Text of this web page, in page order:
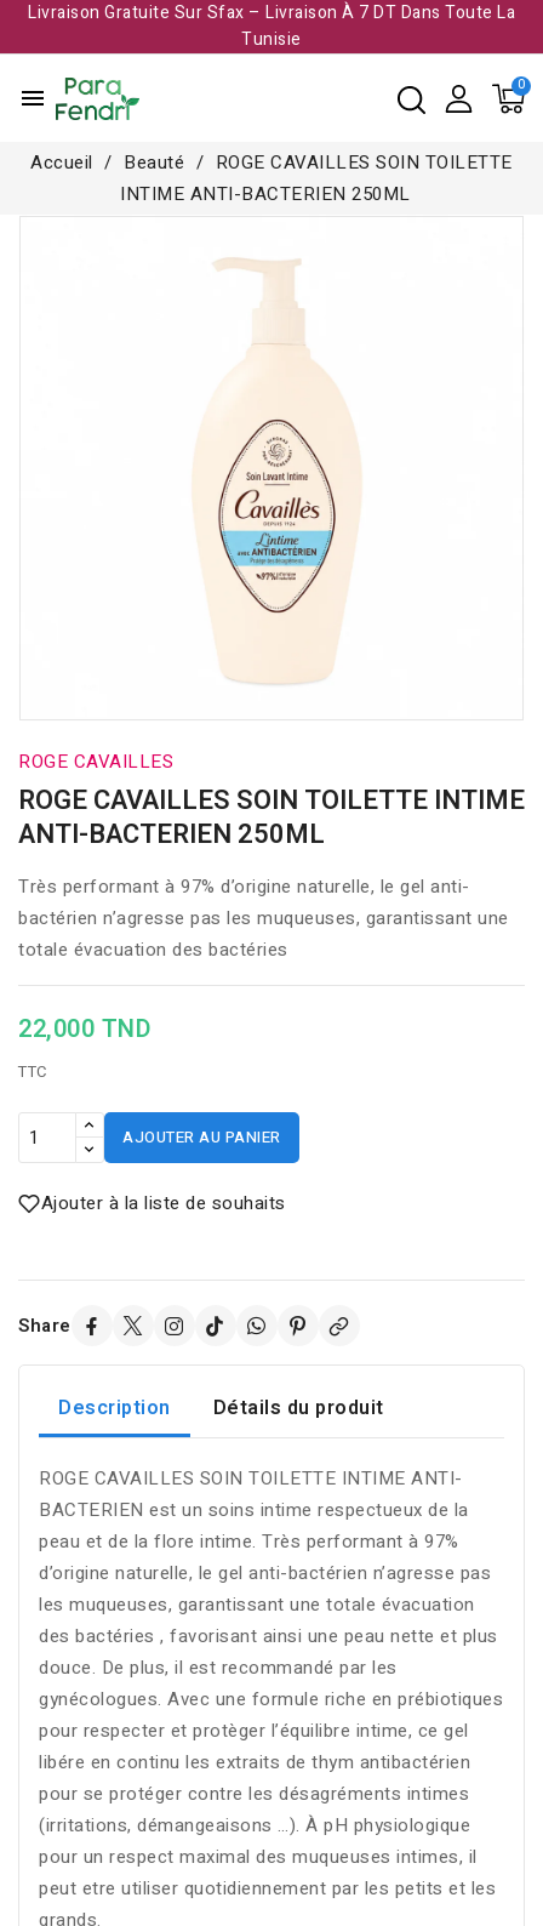
Livraison Gratuite Sur Sfax – Livraison À 7 DT Dans Toute La
Tunisie​
menu
Accueil Beauté
ROGE CAVAILLES SOIN TOILETTE
INTIME ANTI-BACTERIEN 250ML
ROGE CAVAILLES
ROGE CAVAILLES SOIN TOILETTE INTIME
ANTI-BACTERIEN 250ML
Très performant à 97% d’origine naturelle, le gel anti-
bactérien n’agresse pas les muqueuses, garantissant une
totale évacuation des bactéries
22,000 TND
TTC
AJOUTER AU PANIER
Ajouter à la liste de souhaits
Share
Description Détails du produit
ROGE CAVAILLES SOIN TOILETTE INTIME ANTI-
BACTERIEN est un soins intime respectueux de la
peau et de la flore intime. Très performant à 97%
d’origine naturelle, le gel anti-bactérien n’agresse pas
les muqueuses, garantissant une totale évacuation
des bactéries , favorisant ainsi une peau nette et plus
douce. De plus, il est recommandé par les
gynécologues. Avec une formule riche en prébiotiques
pour respecter et protèger l’équilibre intime, ce gel
libére en continu les extraits de thym antibactérien
pour se protéger contre les désagréments intimes
(irritations, démangeaisons …). À pH physiologique
pour un respect maximal des muqueuses intimes, il
peut etre utiliser quotidiennement par les petits et les
grands.